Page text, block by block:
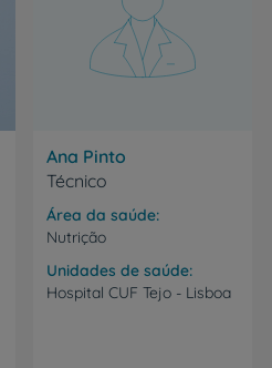
Ana Pinto
Técnico
Área da saúde
Nutrição
Unidades de saúde
Hospital CUF Tejo - Lisboa